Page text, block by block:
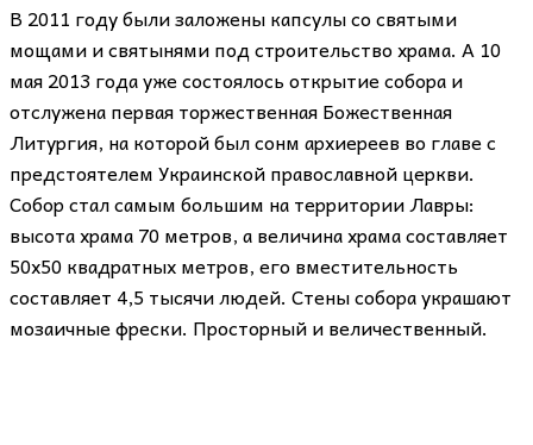
В 2011 году были заложены капсулы со святыми
мощами и святынями под строительство храма. А 10
мая 2013 года уже состоялось открытие собора и
отслужена первая торжественная Божественная
Литургия, на которой был сонм архиереев во главе с
предстоятелем Украинской православной церкви.
Собор стал самым большим на территории Лавры:
высота храма 70 метров, а величина храма составляет
50х50 квадратных метров, его вместительность
составляет 4,5 тысячи людей. Стены собора украшают
мозаичные фрески. Просторный и величественный.